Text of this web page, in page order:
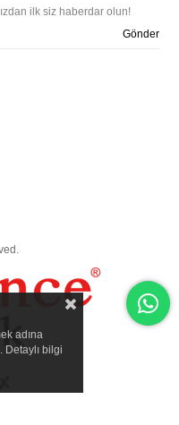
ilk siz haberdar olun!
Gönder
adına
Detaylı bilgi